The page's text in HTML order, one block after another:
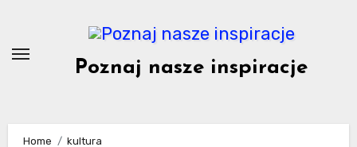
content
Poznaj nasze inspiracje
Home
kultura